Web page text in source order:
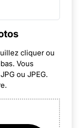
cliquer ou
Vous
ou JPEG.